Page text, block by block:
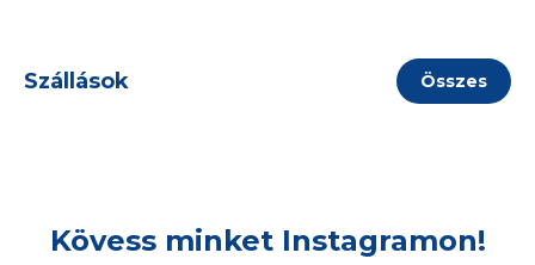
Szállások Összes
Kövess minket Instagramon!